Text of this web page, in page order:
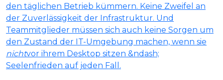
den täglichen Betrieb kümmern. Keine Zweifel an
der Zuverlässigkeit der Infrastruktur. Und
Teammitglieder müssen sich auch keine Sorgen um
den Zustand der IT-Umgebung machen, wenn sie
nichtvor ihrem Desktop sitzen &ndash;
Seelenfrieden auf jeden Fall.